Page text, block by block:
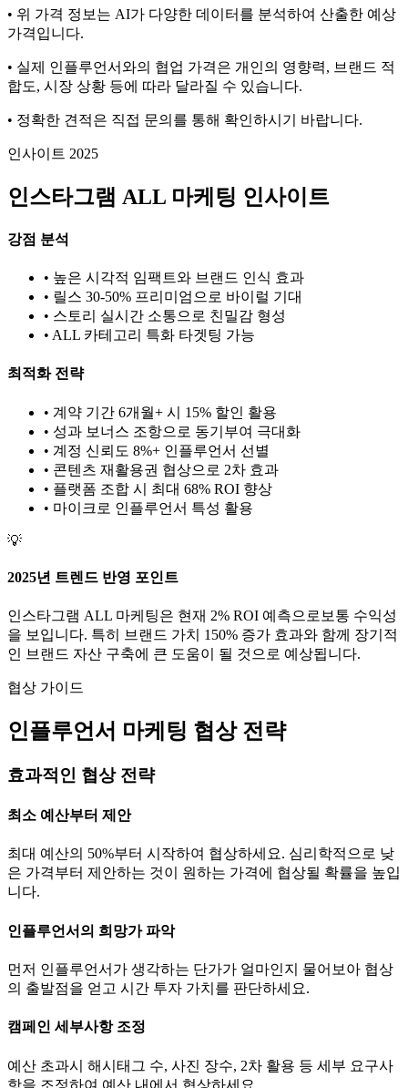
• 위 가격 정보는 AI가 다양한 데이터를 분석하여 산출한 예상
가격입니다.
• 실제 인플루언서와의 협업 가격은 개인의 영향력, 브랜드 적
합도, 시장 상황 등에 따라 달라질 수 있습니다.
• 정확한 견적은 직접 문의를 통해 확인하시기 바랍니다.
인사이트 2025
인스타그램 ALL 마케팅 인사이트
강점 분석
• 높은 시각적 임팩트와 브랜드 인식 효과
• 릴스 30-50% 프리미엄으로 바이럴 기대
• 스토리 실시간 소통으로 친밀감 형성
• ALL 카테고리 특화 타겟팅 가능
최적화 전략
• 계약 기간 6개월+ 시 15% 할인 활용
• 성과 보너스 조항으로 동기부여 극대화
• 계정 신뢰도 8%+ 인플루언서 선별
• 콘텐츠 재활용권 협상으로 2차 효과
• 플랫폼 조합 시 최대 68% ROI 향상
• 마이크로 인플루언서 특성 활용
💡
2025년 트렌드 반영 포인트
인스타그램 ALL 마케팅은 현재 2% ROI 예측으로 보통 수익성
을 보입니다. 특히 브랜드 가치
150% 증가 효과와 함께 장기적
인 브랜드 자산 구축에 큰 도움이 될 것으로 예상됩니다.
협상 가이드
인플루언서 마케팅 협상 전략
효과적인 협상 전략
최소 예산부터 제안
최대 예산의 50%부터 시작하여 협상하세요. 심리학적으로 낮
은 가격부터 제안하는 것이 원하는 가격에 협상될 확률을 높입
니다.
인플루언서의 희망가 파악
먼저 인플루언서가 생각하는 단가가 얼마인지 물어보아 협상
의 출발점을 얻고 시간 투자 가치를 판단하세요.
캠페인 세부사항 조정
예산 초과시 해시태그 수, 사진 장수, 2차 활용 등 세부 요구사
항을 조정하여 예산 내에서 협상하세요.